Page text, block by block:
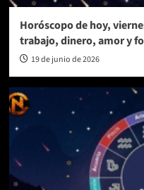
Horóscopo de hoy,
trabajo, dinero, amor y
19 de junio de 2026